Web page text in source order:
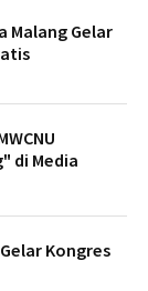
Malang Gelar
di Media
Kongres